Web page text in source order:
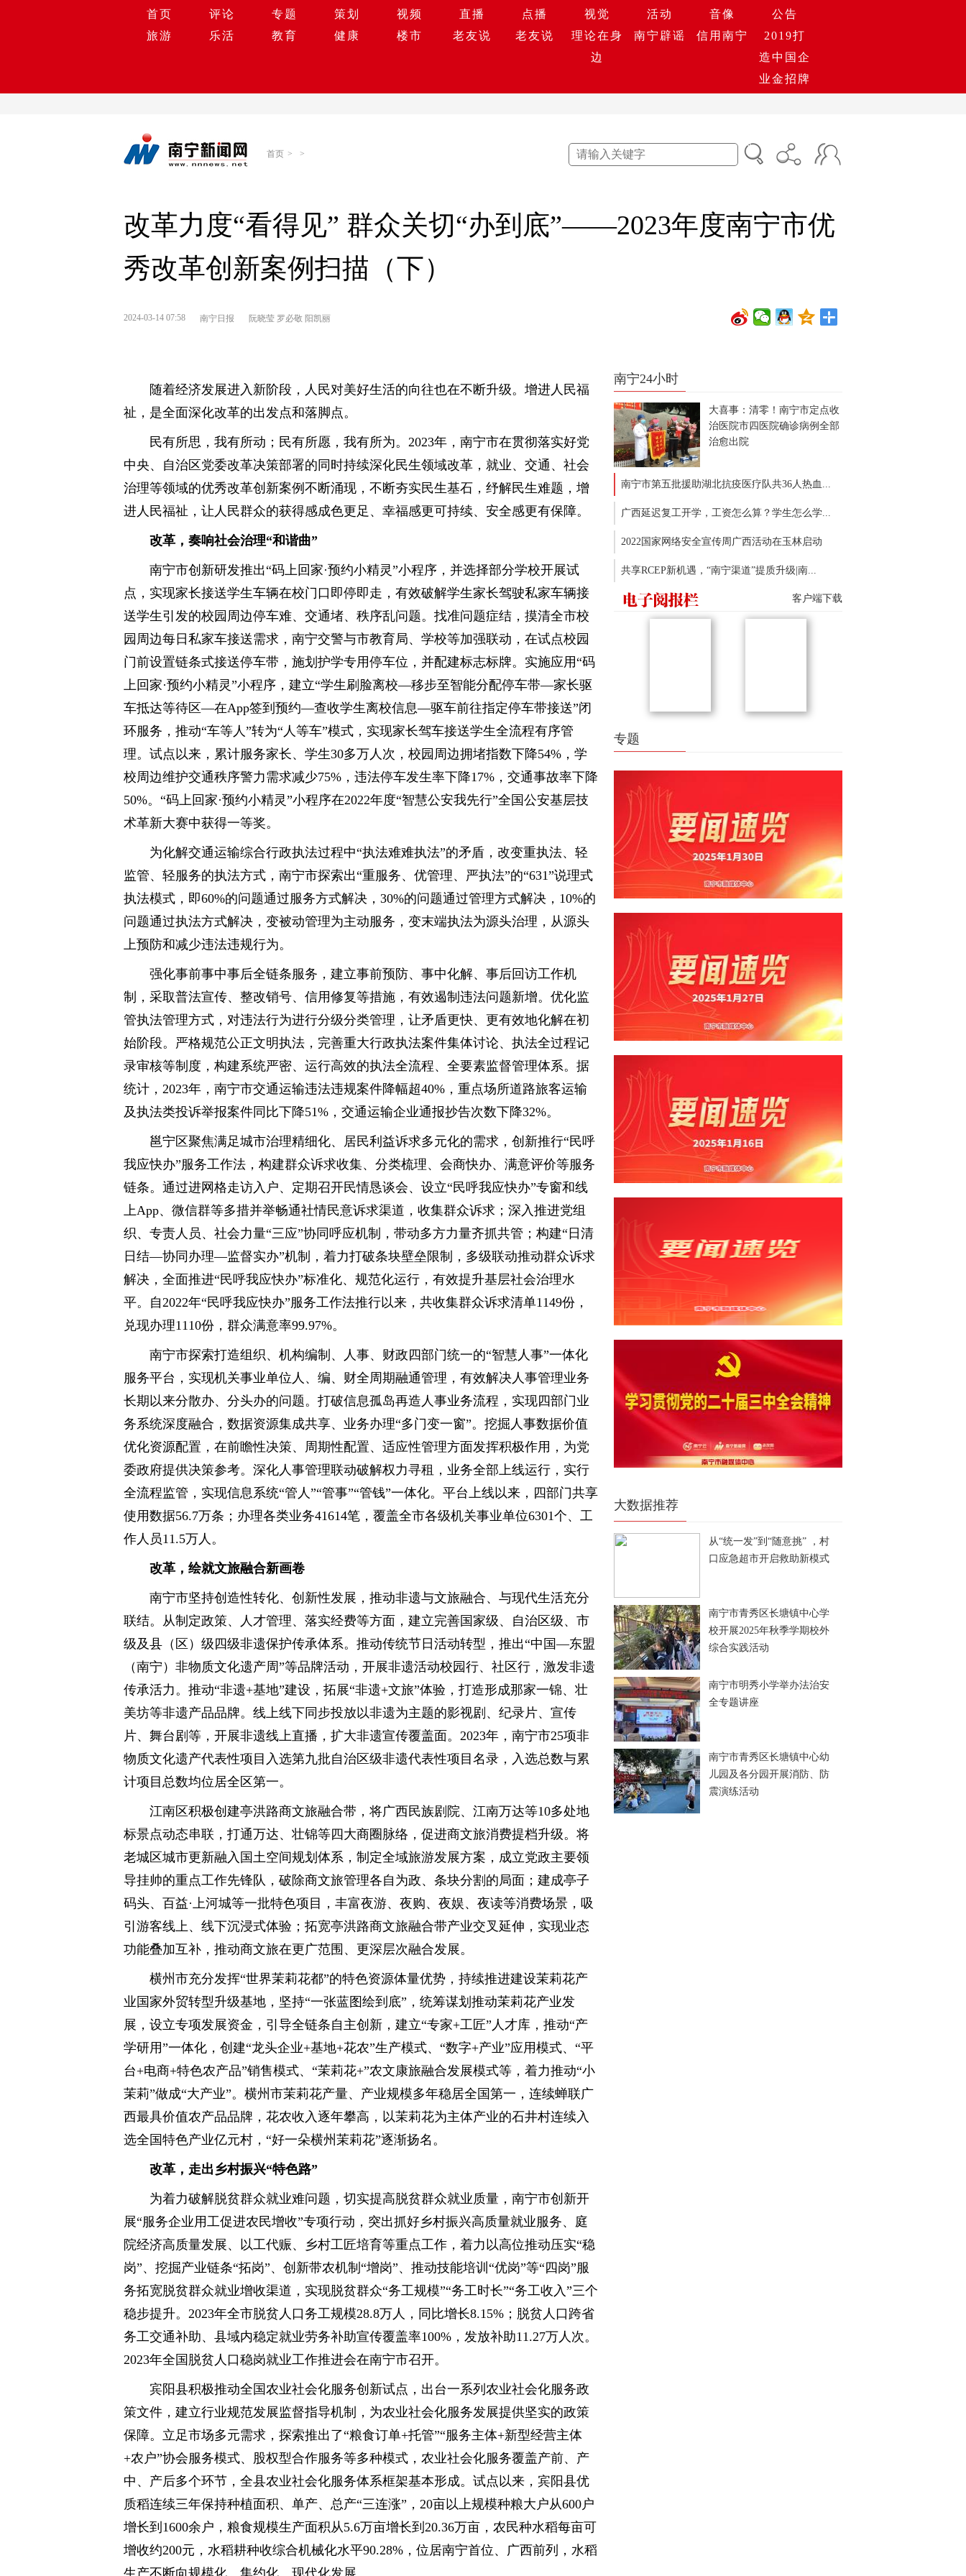
首页 评论 专题 策划 视频 直播 点播 视觉 活动 音像
公告
旅游
乐活 教育 健康 楼市 老友说 老友说
理论在身
边
南宁辟谣 信用南宁
2019打
造中国企
业金招牌
首页 > >
改革力度“看得见” 群众关切“办到底”——2023年度南宁市优
秀改革创新案例扫描（下）
2024-03-14 07:58 南宁日报 阮晓莹 罗必敬 阳凯丽
随着经济发展进入新阶段，人民对美好生活的向往也在不断升级。增进人民福
祉，是全面深化改革的出发点和落脚点。
民有所思，我有所动；民有所愿，我有所为。2023年，南宁市在贯彻落实好党
中央、自治区党委改革决策部署的同时持续深化民生领域改革，就业、交通、社会
治理等领域的优秀改革创新案例不断涌现，不断夯实民生基石，纾解民生难题，增
进人民福祉，让人民群众的获得感成色更足、幸福感更可持续、安全感更有保障。
改革，奏响社会治理“和谐曲”
南宁市创新研发推出“码上回家·预约小精灵”小程序，并选择部分学校开展试
点，实现家长接送学生车辆在校门口即停即走，有效破解学生家长驾驶私家车辆接
送学生引发的校园周边停车难、交通堵、秩序乱问题。找准问题症结，摸清全市校
园周边每日私家车接送需求，南宁交警与市教育局、学校等加强联动，在试点校园
门前设置链条式接送停车带，施划护学专用停车位，并配建标志标牌。实施应用“码
上回家·预约小精灵”小程序，建立“学生刷脸离校—移步至智能分配停车带—家长驱
车抵达等待区—在App签到预约—查收学生离校信息—驱车前往指定停车带接送”闭
环服务，推动“车等人”转为“人等车”模式，实现家长驾车接送学生全流程有序管
理。试点以来，累计服务家长、学生30多万人次，校园周边拥堵指数下降54%，学
校周边维护交通秩序警力需求减少75%，违法停车发生率下降17%，交通事故率下降
50%。“码上回家·预约小精灵”小程序在2022年度“智慧公安我先行”全国公安基层技
术革新大赛中获得一等奖。
为化解交通运输综合行政执法过程中“执法难难执法”的矛盾，改变重执法、轻
监管、轻服务的执法方式，南宁市探索出“重服务、优管理、严执法”的“631”说理式
执法模式，即60%的问题通过服务方式解决，30%的问题通过管理方式解决，10%的
问题通过执法方式解决，变被动管理为主动服务，变末端执法为源头治理，从源头
上预防和减少违法违规行为。
强化事前事中事后全链条服务，建立事前预防、事中化解、事后回访工作机
制，采取普法宣传、整改销号、信用修复等措施，有效遏制违法问题新增。优化监
管执法管理方式，对违法行为进行分级分类管理，让矛盾更快、更有效地化解在初
始阶段。严格规范公正文明执法，完善重大行政执法案件集体讨论、执法全过程记
录审核等制度，构建系统严密、运行高效的执法全流程、全要素监督管理体系。据
统计，2023年，南宁市交通运输违法违规案件降幅超40%，重点场所道路旅客运输
及执法类投诉举报案件同比下降51%，交通运输企业通报抄告次数下降32%。
邕宁区聚焦满足城市治理精细化、居民利益诉求多元化的需求，创新推行“民呼
我应快办”服务工作法，构建群众诉求收集、分类梳理、会商快办、满意评价等服务
链条。通过进网格走访入户、定期召开民情恳谈会、设立“民呼我应快办”专窗和线
上App、微信群等多措并举畅通社情民意诉求渠道，收集群众诉求；深入推进党组
织、专责人员、社会力量“三应”协同呼应机制，带动多方力量齐抓共管；构建“日清
日结—协同办理—监督实办”机制，着力打破条块壁垒限制，多级联动推动群众诉求
解决，全面推进“民呼我应快办”标准化、规范化运行，有效提升基层社会治理水
平。自2022年“民呼我应快办”服务工作法推行以来，共收集群众诉求清单1149份，
兑现办理1110份，群众满意率99.97%。
南宁市探索打造组织、机构编制、人事、财政四部门统一的“智慧人事”一体化
服务平台，实现机关事业单位人、编、财全周期融通管理，有效解决人事管理业务
长期以来分散办、分头办的问题。打破信息孤岛再造人事业务流程，实现四部门业
务系统深度融合，数据资源集成共享、业务办理“多门变一窗”。挖掘人事数据价值
优化资源配置，在前瞻性决策、周期性配置、适应性管理方面发挥积极作用，为党
委政府提供决策参考。深化人事管理联动破解权力寻租，业务全部上线运行，实行
全流程监管，实现信息系统“管人”“管事”“管钱”一体化。平台上线以来，四部门共享
使用数据56.7万条；办理各类业务41614笔，覆盖全市各级机关事业单位6301个、工
作人员11.5万人。
改革，绘就文旅融合新画卷
南宁市坚持创造性转化、创新性发展，推动非遗与文旅融合、与现代生活充分
联结。从制定政策、人才管理、落实经费等方面，建立完善国家级、自治区级、市
级及县（区）级四级非遗保护传承体系。推动传统节日活动转型，推出“中国—东盟
（南宁）非物质文化遗产周”等品牌活动，开展非遗活动校园行、社区行，激发非遗
传承活力。推动“非遗+基地”建设，拓展“非遗+文旅”体验，打造形成那家一锦、壮
美坊等非遗产品品牌。线上线下同步投放以非遗为主题的影视剧、纪录片、宣传
片、舞台剧等，开展非遗线上直播，扩大非遗宣传覆盖面。2023年，南宁市25项非
物质文化遗产代表性项目入选第九批自治区级非遗代表性项目名录，入选总数与累
计项目总数均位居全区第一。
江南区积极创建亭洪路商文旅融合带，将广西民族剧院、江南万达等10多处地
标景点动态串联，打通万达、壮锦等四大商圈脉络，促进商文旅消费提档升级。将
老城区城市更新融入国土空间规划体系，制定全域旅游发展方案，成立党政主要领
导挂帅的重点工作先锋队，破除商文旅管理各自为政、条块分割的局面；建成亭子
码头、百益·上河城等一批特色项目，丰富夜游、夜购、夜娱、夜读等消费场景，吸
引游客线上、线下沉浸式体验；拓宽亭洪路商文旅融合带产业交叉延伸，实现业态
功能叠加互补，推动商文旅在更广范围、更深层次融合发展。
横州市充分发挥“世界茉莉花都”的特色资源体量优势，持续推进建设茉莉花产
业国家外贸转型升级基地，坚持“一张蓝图绘到底”，统筹谋划推动茉莉花产业发
展，设立专项发展资金，引导全链条自主创新，建立“专家+工匠”人才库，推动“产
学研用”一体化，创建“龙头企业+基地+花农”生产模式、“数字+产业”应用模式、“平
台+电商+特色农产品”销售模式、“茉莉花+”农文康旅融合发展模式等，着力推动“小
茉莉”做成“大产业”。横州市茉莉花产量、产业规模多年稳居全国第一，连续蝉联广
西最具价值农产品品牌，花农收入逐年攀高，以茉莉花为主体产业的石井村连续入
选全国特色产业亿元村，“好一朵横州茉莉花”逐渐扬名。
改革，走出乡村振兴“特色路”
为着力破解脱贫群众就业难问题，切实提高脱贫群众就业质量，南宁市创新开
展“服务企业用工促进农民增收”专项行动，突出抓好乡村振兴高质量就业服务、庭
院经济高质量发展、以工代赈、乡村工匠培育等重点工作，着力以高位推动压实“稳
岗”、挖掘产业链条“拓岗”、创新带农机制“增岗”、推动技能培训“优岗”等“四岗”服
务拓宽脱贫群众就业增收渠道，实现脱贫群众“务工规模”“务工时长”“务工收入”三个
稳步提升。2023年全市脱贫人口务工规模28.8万人，同比增长8.15%；脱贫人口跨省
务工交通补助、县域内稳定就业劳务补助宣传覆盖率100%，发放补助11.27万人次。
2023年全国脱贫人口稳岗就业工作推进会在南宁市召开。
宾阳县积极推动全国农业社会化服务创新试点，出台一系列农业社会化服务政
策文件，建立行业规范发展监督指导机制，为农业社会化服务发展提供坚实的政策
保障。立足市场多元需求，探索推出了“粮食订单+托管”“服务主体+新型经营主体
+农户”协会服务模式、股权型合作服务等多种模式，农业社会化服务覆盖产前、产
中、产后多个环节，全县农业社会化服务体系框架基本形成。试点以来，宾阳县优
质稻连续三年保持种植面积、单产、总产“三连涨”，20亩以上规模种粮大户从600户
增长到1600余户，粮食规模生产面积从5.6万亩增长到20.36万亩，农民种水稻每亩可
增收约200元，水稻耕种收综合机械化水平90.28%，位居南宁首位、广西前列，水稻
生产不断向规模化、集约化、现代化发展。
南宁24小时
大喜事：清零！南宁市定点收
治医院市四医院确诊病例全部
治愈出院
南宁市第五批援助湖北抗疫医疗队共36人热血...
广西延迟复工开学，工资怎么算？学生怎么学...
2022国家网络安全宣传周广西活动在玉林启动
共享RCEP新机遇，“南宁渠道”提质升级|南...
客户端下载
专题
大数据推荐
从“统一发”到“随意挑” ，村
口应急超市开启救助新模式
南宁市青秀区长塘镇中心学
校开展2025年秋季学期校外
综合实践活动
南宁市明秀小学举办法治安
全专题讲座
南宁市青秀区长塘镇中心幼
儿园及各分园开展消防、防
震演练活动